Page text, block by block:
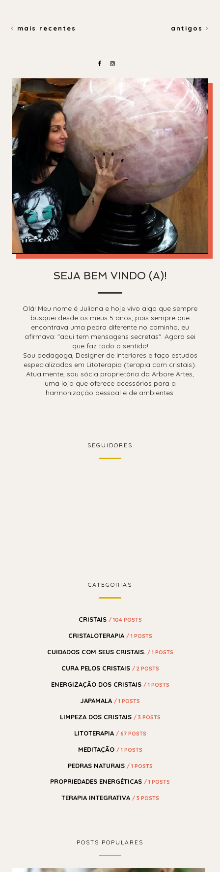
mais recentes antigos
SEJA BEM VINDO (A)!
Olá! Meu nome é Juliana e hoje vivo algo que sempre
busquei desde os meus 5 anos, pois sempre que
encontrava uma pedra diferente no caminho, eu
afirmava: "aqui tem mensagens secretas". Agora sei
que faz todo o sentido!
Sou pedagoga, Designer de Interiores e faço estudos
especializados em Litoterapia (terapia com cristais).
Atualmente, sou sócia proprietária da Arbore Artes,
uma loja que oferece acessórios para a
harmonização pessoal e de ambientes.
SEGUIDORES
CATEGORIAS
CRISTAIS / 104 POSTS
CRISTALOTERAPIA / 1 POSTS
CUIDADOS COM SEUS CRISTAIS. / 1 POSTS
CURA PELOS CRISTAIS / 2 POSTS
ENERGIZAÇÃO DOS CRISTAIS / 1 POSTS
JAPAMALA / 1 POSTS
LIMPEZA DOS CRISTAIS / 3 POSTS
LITOTERAPIA / 67 POSTS
MEDITAÇÃO / 1 POSTS
PEDRAS NATURAIS / 1 POSTS
PROPRIEDADES ENERGÉTICAS / 1 POSTS
TERAPIA INTEGRATIVA / 3 POSTS
POSTS POPULARES